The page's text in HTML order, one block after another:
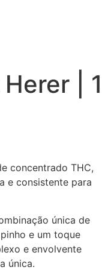
| 1
concentrado THC,
e consistente para
única de
e um toque
e envolvente
única.